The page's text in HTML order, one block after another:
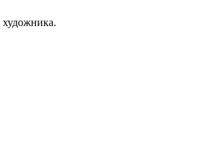
художника.